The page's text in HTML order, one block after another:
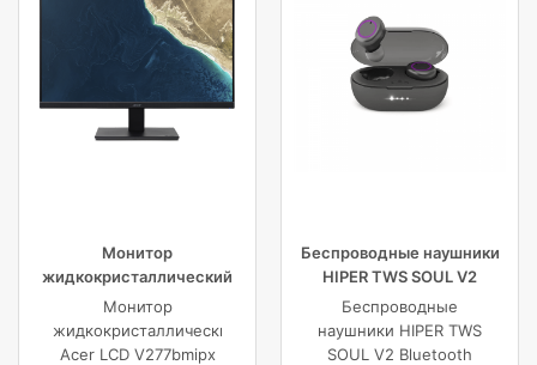
Монитор
жидкокристаллический
Acer LCD V277bmipx 27”
[16:9] 1920х1080(FHD) IPS
Монитор
жидкокристаллический
Acer LCD V277bmipx
Беспроводные наушники
HIPER TWS SOUL V2
Bluetooth 5.0 гарнитура Li-
Pol 2x43mAh+380mAh,
черный
Беспроводные
наушники HIPER TWS
SOUL V2 Bluetooth